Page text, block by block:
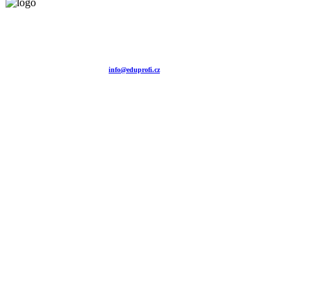
info@eduprofi.cz